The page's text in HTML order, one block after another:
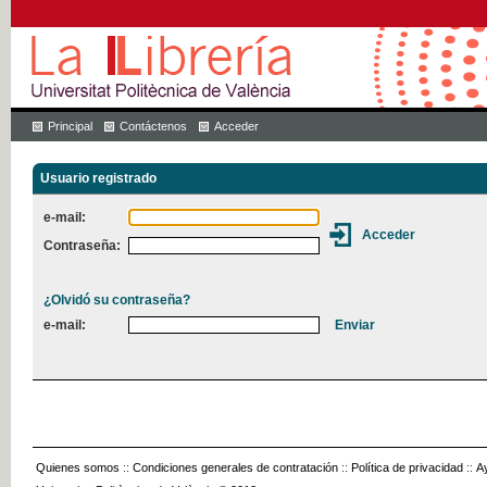
Principal Contáctenos Acceder
Usuario registrado
e-mail:
Contraseña:
¿Olvidó su contraseña?
e-mail:
Quienes somos :: Condiciones generales de contratación :: Política de privacidad ::